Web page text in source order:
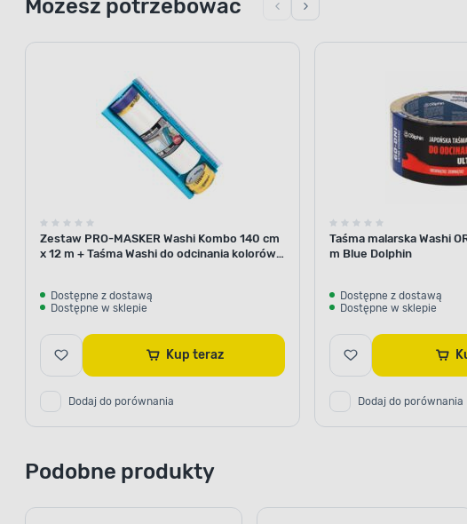
Możesz potrzebować
Zestaw PRO-MASKER Washi Kombo 140 cm
x 12 m + Taśma Washi do odcinania kolorów
Dostępne z dostawą
Dostępne w sklepie
Kup teraz
Dodaj do porównania
Taśma malarska Washi
m Blue Dolphin
Dostępne z dostawą
Dostępne w sklepie
Dodaj do porównania
Podobne produkty